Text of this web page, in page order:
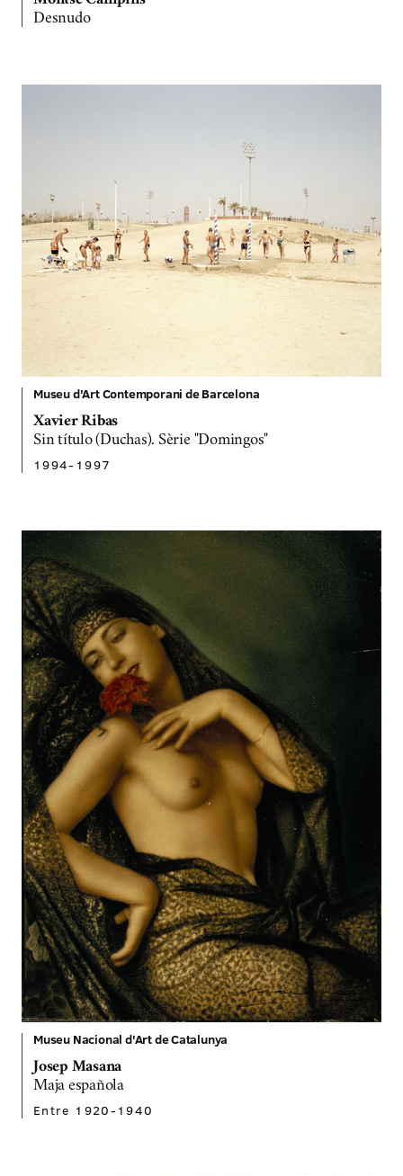
Desnudo
Museu d'Art Contemporani de Barcelona
Xavier Ribas
Sin título (Duchas). Sèrie "Domingos"
1994-1997
Museu Nacional d'Art de Catalunya
Josep Masana
Maja española
Entre 1920-1940